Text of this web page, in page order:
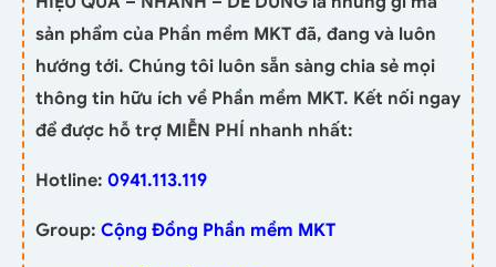
sản phẩm của Phần mềm MKT đã, đang và luôn
hướng tới. Chúng tôi luôn sẵn sàng chia sẻ mọi
thông tin hữu ích về Phần mềm MKT. Kết nối ngay
để được hỗ trợ MIỄN PHÍ nhanh nhất:
Hotline: 0941.113.119
Group: Cộng Đồng Phần mềm MKT